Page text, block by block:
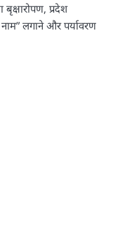
बृक्षारोपण, प्रदेश
नाम” लगाने और पर्यावरण